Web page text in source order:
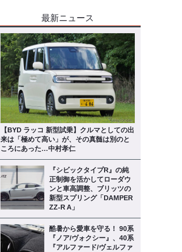
最新ニュース
【BYD ラッコ 新型試乗】クルマとしての出
来は「極めて高い」が、その真髄は別のと
ころにあった…中村孝仁
『シビックタイプR』の純
正制御を活かしてローダウ
ンと車高調整、ブリッツの
新型スプリング「DAMPER
ZZ-R A」
酷暑から愛車を守る！ 90系
『ノア/ヴォクシー』、40系
『アルファード/ヴェルファ